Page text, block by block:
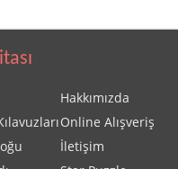
Hakkımızda
Online Alışveriş
İletişim